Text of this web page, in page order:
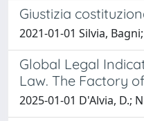
Giustizia
2021-01-01 Silvia,
Global Legal
Law. The Factory
2025-01-01 D'Alvia, D.;